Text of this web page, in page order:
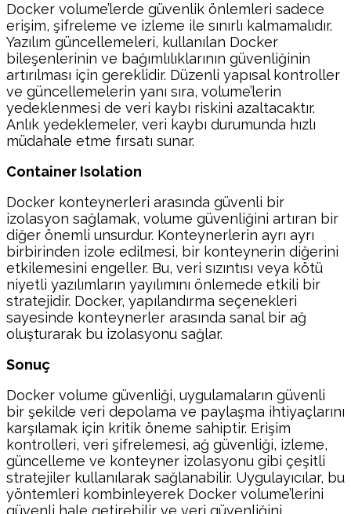
Docker volume’lerde güvenlik önlemleri sadece
erişim, şifreleme ve izleme ile sınırlı kalmamalıdır.
Yazılım güncellemeleri, kullanılan Docker
bileşenlerinin ve bağımlılıklarının güvenliğinin
artırılması için gereklidir. Düzenli yapısal kontroller
ve güncellemelerin yanı sıra, volume’lerin
yedeklenmesi de veri kaybı riskini azaltacaktır.
Anlık yedeklemeler, veri kaybı durumunda hızlı
müdahale etme fırsatı sunar.
Container Isolation
Docker konteynerleri arasında güvenli bir
izolasyon sağlamak, volume güvenliğini artıran bir
diğer önemli unsurdur. Konteynerlerin ayrı ayrı
birbirinden izole edilmesi, bir konteynerin diğerini
etkilemesini engeller. Bu, veri sızıntısı veya kötü
niyetli yazılımların yayılımını önlemede etkili bir
stratejidir. Docker, yapılandırma seçenekleri
sayesinde konteynerler arasında sanal bir ağ
oluşturarak bu izolasyonu sağlar.
Sonuç
Docker volume güvenliği, uygulamaların güvenli
bir şekilde veri depolama ve paylaşma ihtiyaçlarını
karşılamak için kritik öneme sahiptir. Erişim
kontrolleri, veri şifrelemesi, ağ güvenliği, izleme,
güncelleme ve konteyner izolasyonu gibi çeşitli
stratejiler kullanılarak sağlanabilir. Uygulayıcılar, bu
yöntemleri kombinleyerek Docker volume’lerini
güvenli hale getirebilir ve veri güvenliğini